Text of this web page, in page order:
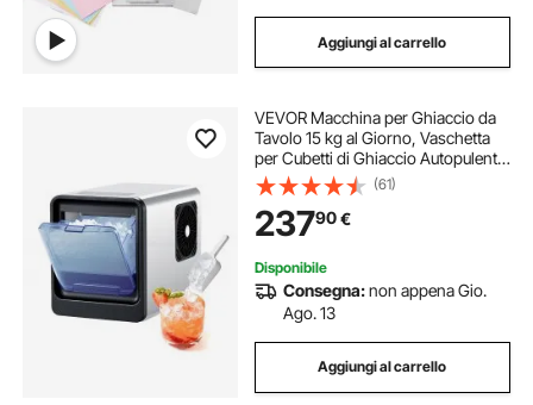
Aggiungi al carrello
VEVOR Macchina per Ghiaccio da
Tavolo 15 kg al Giorno, Vaschetta
per Cubetti di Ghiaccio Autopulente
con Paletta, Macchina per Cubetti di
Ghiacci per Casa, Cucina, Ufficio,
Bar, Feste, Bevande
(61)
23790€
Disponibile
Consegna:non appena Gio.
Ago. 13
Aggiungi al carrello